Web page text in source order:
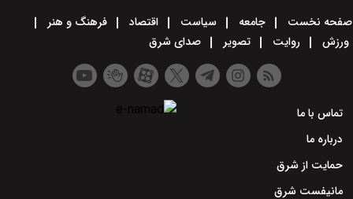
صفحه نخست جامعه سیاست اقتصاد
فرهنگ و هنر
ورزش
روایت تصویر صدای شرق
تماس با ما
درباره ما
حمایت از شرق
مانیفست شرق